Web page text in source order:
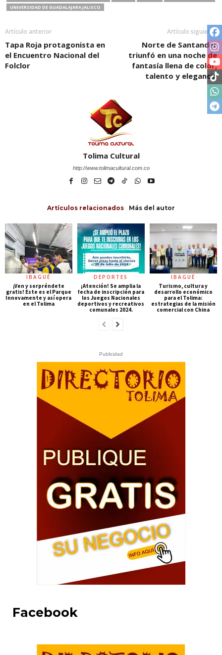
UNIVERSIDAD DE GUADALAJARA JALISCO
Artículo anterior
Tapa Roja protagonista en
el Encuentro Nacional del
Folclor
Artículo siguiente
Norte de Santander
triunfó en una noche de
fantasía llena de color,
talento y elegancia
Tolima Cultural
http://www.tolimacultural.com.co
Artículos relacionados Más del autor
IBAGUÉ
¡Ven y sorpréndete
gratis! Este es el Parque
Innovamente y así opera
en el Tolima
DEPORTES
¡Atención! Se amplia la
fecha de inscripción para
los Juegos Nacionales
deportivos y recreativos
comunales 2024.
IBAGUÉ
Turismo, cultura y
desarrollo económico
para el Tolima:
estrategias de la misión
comercial con China
Publicidad
Facebook